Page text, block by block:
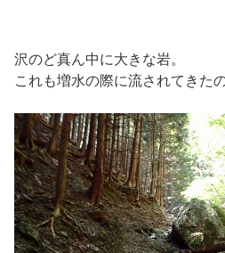
沢のど真ん中に大きな岩。
これも増水の際に流されてきた